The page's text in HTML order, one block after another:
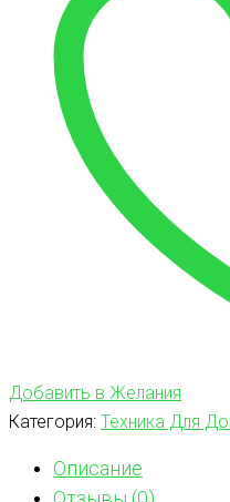
Добавить в Желания
Категория: Техника Для
Описание